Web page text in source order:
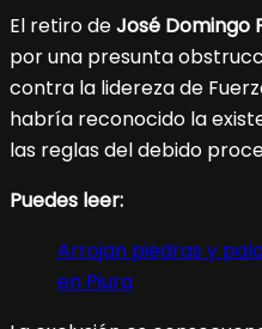
El retiro deJosé Domingo
por una presunta
contra la lidereza de
habría reconocido la
las reglas del debido
Puedes leer:
Arrojan piedras y
en Piura